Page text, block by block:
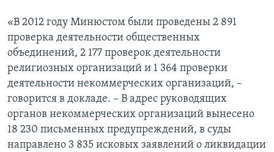
«В 2012 году Минюстом были проведены 2 891
проверка деятельности общественных
объединений, 2 177 проверок деятельности
религиозных организаций и 1 364 проверки
деятельности некоммерческих организаций, –
говорится в докладе. – В адрес руководящих
органов некоммерческих организаций вынесено
18 230 письменных предупреждений, в суды
направлено 3 835 исковых заявлений о ликвидации